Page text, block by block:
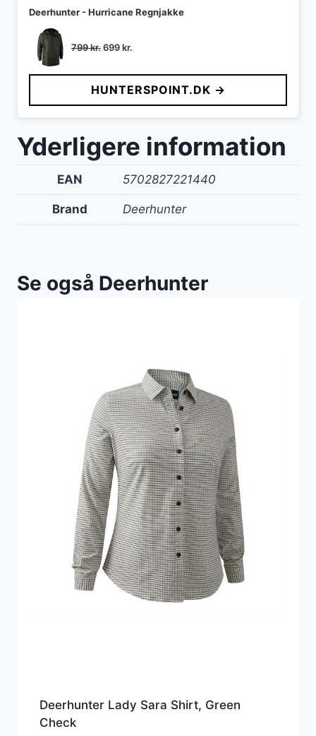
Deerhunter - Hurricane Regnjakke
799kr.Den
pris
var:
799 kr..
699kr.
pris
er:
699 kr..
HUNTERSPOINT.DK →
Yderligere information
EAN 5702827221440
Brand Deerhunter
Se også Deerhunter
Deerhunter Lady Sara Shirt, Green
Check